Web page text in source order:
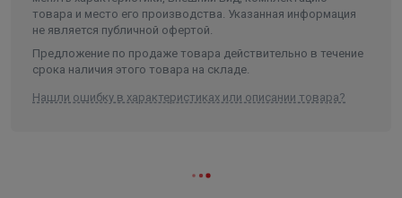
товара и место его производства. Указанная информация
не является публичной офертой.
Предложение по продаже товара действительно в течение
срока наличия этого товара на складе.
Нашли ошибку в характеристиках или описании товара?